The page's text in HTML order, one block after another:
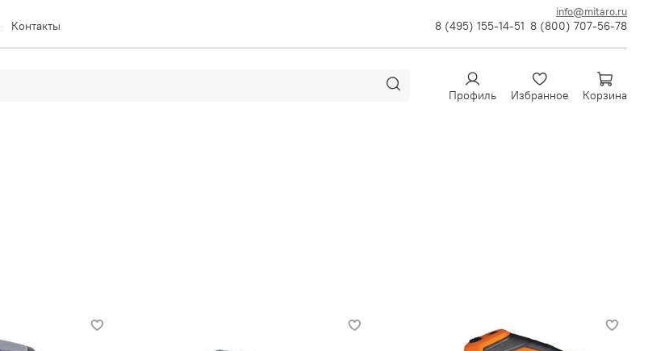
info@mitaro.ru
Контакты 8 (495) 155-14-51 8 (800) 707-56-78
Профиль Избранное Корзина